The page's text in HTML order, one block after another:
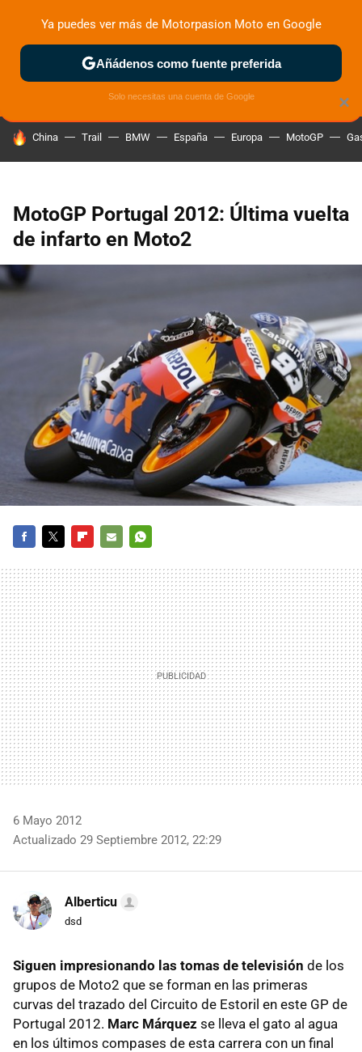
ZONA DE PRUEBAS DEPORTIVAS MOTOS ELÉCTRICAS
HOY SE HABLA DE
China Trail BMW España Europa MotoGP
MotoGP Portugal 2012: Última vuelta
de infarto en Moto2
MAIL
6 Mayo 2012
Actualizado 29 Septiembre 2012, 22:29
Alberticu
dsd
Siguen impresionando las tomas de televisión de los
grupos de Moto2 que se forman en las primeras
curvas del trazado del Circuito de Estoril en este GP de
Portugal 2012. Marc Márquez se lleva el gato al agua
en los últimos compases de esta carrera con un final
×
Ya puedes ver más de Motorpasion Moto en Google
Añádenos como fuente preferida
Solo necesitas una cuenta de Google